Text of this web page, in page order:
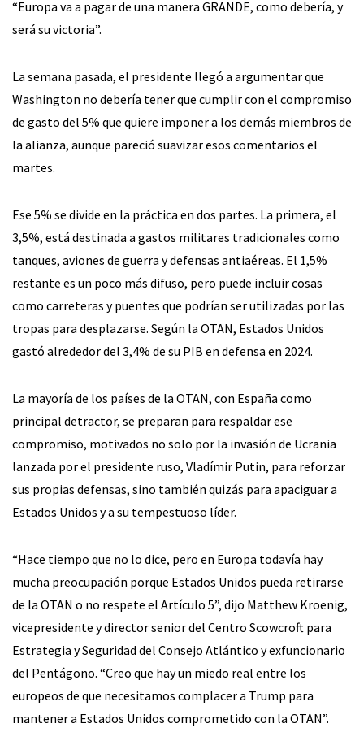
“Europa va a pagar de una manera GRANDE, como debería, y
será su victoria”.
La semana pasada, el presidente llegó a argumentar que
Washington no debería tener que cumplir con el compromiso
de gasto del 5% que quiere imponer a los demás miembros de
la alianza, aunque pareció suavizar esos comentarios el
martes.
Ese 5% se divide en la práctica en dos partes. La primera, el
3,5%, está destinada a gastos militares tradicionales como
tanques, aviones de guerra y defensas antiaéreas. El 1,5%
restante es un poco más difuso, pero puede incluir cosas
como carreteras y puentes que podrían ser utilizadas por las
tropas para desplazarse. Según la OTAN, Estados Unidos
gastó alrededor del 3,4% de su PIB en defensa en 2024.
La mayoría de los países de la OTAN, con España como
principal detractor, se preparan para respaldar ese
compromiso, motivados no solo por la invasión de Ucrania
lanzada por el presidente ruso, Vladímir Putin, para reforzar
sus propias defensas, sino también quizás para apaciguar a
Estados Unidos y a su tempestuoso líder.
“Hace tiempo que no lo dice, pero en Europa todavía hay
mucha preocupación porque Estados Unidos pueda retirarse
de la OTAN o no respete el Artículo 5”, dijo Matthew Kroenig,
vicepresidente y director senior del Centro Scowcroft para
Estrategia y Seguridad del Consejo Atlántico y exfuncionario
del Pentágono. “Creo que hay un miedo real entre los
europeos de que necesitamos complacer a Trump para
mantener a Estados Unidos comprometido con la OTAN”.